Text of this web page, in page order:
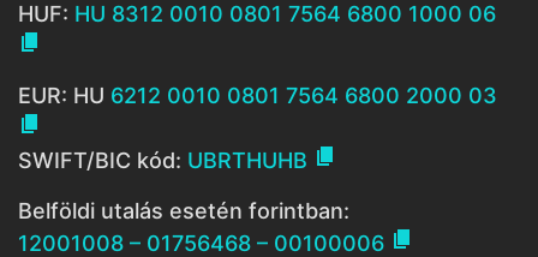
HUF: HU 8312 0010 0801 7564 6800 1000 06

EUR: HU 6212 0010 0801 7564 6800 2000 03

SWIFT/BIC kód: UBRTHUHB 
Belföldi utalás esetén forintban:
12001008 – 01756468 – 00100006 